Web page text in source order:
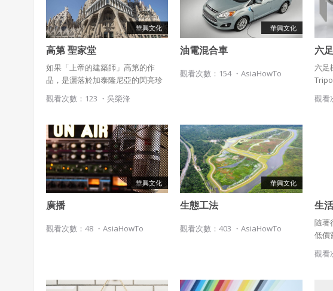
華興文化
高第 聖家堂
如果「上帝的建築師」高第的作
品，是灑落於加泰隆尼亞的閃亮珍
珠，那聖家堂便是巴塞隆納的建築
桂冠。 倘若世上還有一座令全球印
大概會是許多人的首選。
觀看次數：123 ・ 吳榮浲
華興文化
油電混合車
觀看次數：154 ・AsiaHowTo
六
六足
步態
觀看
華興文化
廣播
觀看次數：48 ・ AsiaHowTo
華興文化
生態工法
觀看次數：403 ・AsiaHowTo
生
隨著
低價
多人
時，
格
觀看
緣會員有
表示您同
一、定義條
授權內容
衍生著作：
二、會員規範
會員同意遵
違反前項約
三、著作權
會員得於
授權或其
本系統防盜
我同意上